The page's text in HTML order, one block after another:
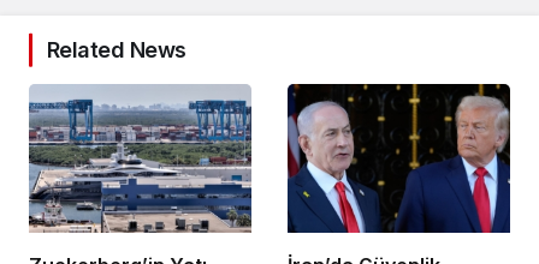
Related News